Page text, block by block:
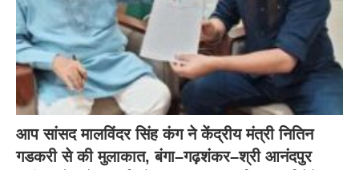
आप सांसद मालविंदर सिंह कंग ने केंद्रीय मंत्री नितिन
गडकरी से की मुलाकात, बंगा–गढ़शंकर–श्री आनंदपुर